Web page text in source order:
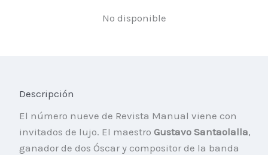
No disponible
Descripción
El número nueve de Revista Manual viene con
invitados de lujo. El maestro Gustavo Santaolalla,
ganador de dos Óscar y compositor de la banda